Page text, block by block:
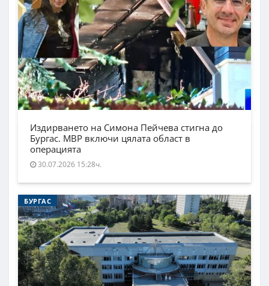
Издирването на Симона Пейчева стигна до
Бургас. МВР включи цялата област в
операцията
30.07.2026 15:28ч.
БУРГАС